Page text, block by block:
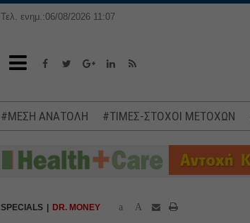
Τελ. ενημ.:06/08/2026 11:07
#ΜΕΣΗ ΑΝΑΤΟΛΗ #ΤΙΜΕΣ-ΣΤΟΧΟΙ ΜΕΤΟΧΩΝ
SPECIALS DR. MONEY a A